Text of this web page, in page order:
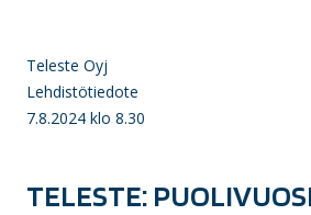
Teleste Oyj
Lehdistötiedote
7.8.2024 klo 8.30
TELESTE: